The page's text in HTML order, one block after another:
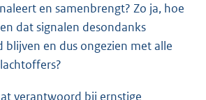
en samenbrengt? Zo ja, hoe
dat signalen desondanks
blijven en dus ongezien met alle
verantwoord bij ernstige